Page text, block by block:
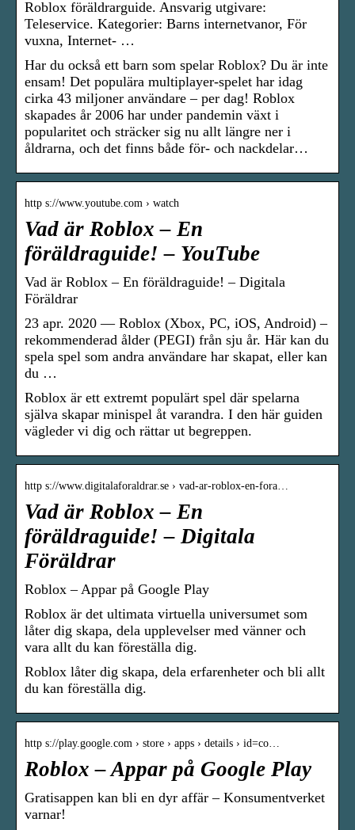
Roblox föräldrarguide. Ansvarig utgivare:
Teleservice. Kategorier: Barns internetvanor, För
vuxna, Internet- …
Har du också ett barn som spelar Roblox? Du är inte
ensam! Det populära multiplayer-spelet har idag
cirka 43 miljoner användare – per dag! Roblox
skapades år 2006 har under pandemin växt i
popularitet och sträcker sig nu allt längre ner i
åldrarna, och det finns både för- och nackdelar…
http s://www.youtube.com › watch
Vad är Roblox – En
föräldraguide! – YouTube
Vad är Roblox – En föräldraguide! – Digitala
Föräldrar
23 apr. 2020 — Roblox (Xbox, PC, iOS, Android) –
rekommenderad ålder (PEGI) från sju år. Här kan du
spela spel som andra användare har skapat, eller kan
du …
Roblox är ett extremt populärt spel där spelarna
själva skapar minispel åt varandra. I den här guiden
vägleder vi dig och rättar ut begreppen.
http s://www.digitalaforaldrar.se › vad-ar-roblox-en-fora…
Vad är Roblox – En
föräldraguide! – Digitala
Föräldrar
Roblox – Appar på Google Play
Roblox är det ultimata virtuella universumet som
låter dig skapa, dela upplevelser med vänner och
vara allt du kan föreställa dig.
Roblox låter dig skapa, dela erfarenheter och bli allt
du kan föreställa dig.
http s://play.google.com › store › apps › details › id=co…
Roblox – Appar på Google Play
Gratisappen kan bli en dyr affär – Konsumentverket
varnar!